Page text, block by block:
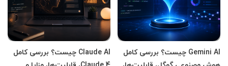
Gemini AI چیست؟ بررسی کامل
Claude AI چیست؟ بررسی کامل